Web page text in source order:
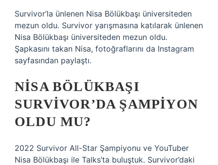
Survivor’la ünlenen Nisa Bölükbaşı üniversiteden
mezun oldu. Survivor yarışmasına katılarak ünlenen
Nisa Bölükbaşı üniversiteden mezun oldu.
Şapkasını takan Nisa, fotoğraflarını da Instagram
sayfasından paylaştı.
NISA BÖLÜKBAŞI
SURVIVOR’DA ŞAMPIYON
OLDU MU?
2022 Survivor All-Star Şampiyonu ve YouTuber
Nisa Bölükbaşı ile Talks’ta buluştuk. Survivor’daki